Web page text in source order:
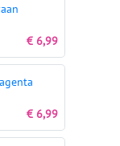
€ 6,99
€ 6,99